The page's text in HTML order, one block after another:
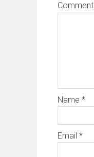
Comment
Name *
Email *